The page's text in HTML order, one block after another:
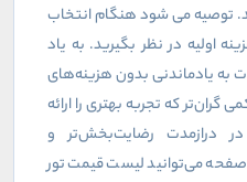
توصیه می شود هنگام انتخاب
اولیه در نظر بگیرید. به یاد
به یاد‌ماندنی بدون هزینه‌های
که تجربه بهتری را ارائه
درازمدت رضایت‌بخش‌تر و
می‌توانید لیست قیمت تور